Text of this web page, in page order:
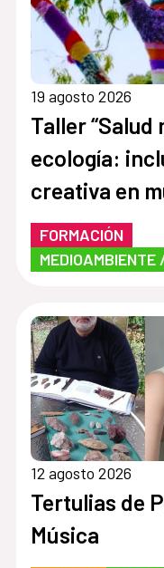
19 agosto 2026
Taller
ecología:
creativa en
centros
FORMACIÓN
12 agosto 2026
Tertulias de
Música